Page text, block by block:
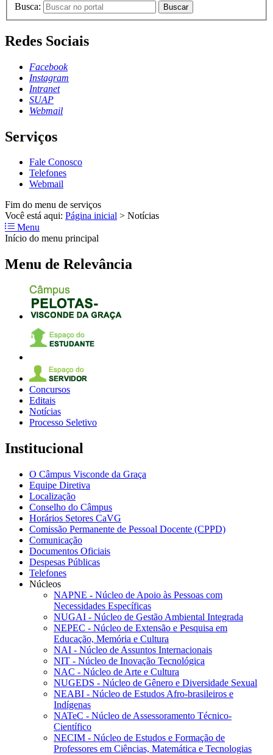
Busca: Buscar
Redes Sociais
Facebook
Instagram
Intranet
SUAP
Webmail
Serviços
Fale Conosco
Telefones
Webmail
Fim do menu de serviços
Você está aqui: Página inicial > Notícias
Menu
Início do menu principal
Menu de Relevância
Concursos
Editais
Notícias
Processo Seletivo
Institucional
O Câmpus Visconde da Graça
Equipe Diretiva
Localização
Conselho do Câmpus
Horários Setores CaVG
Comissão Permanente de Pessoal Docente (CPPD)
Comunicação
Documentos Oficiais
Despesas Públicas
Telefones
Núcleos
NAPNE - Núcleo de Apoio às Pessoas com
Necessidades Específicas
NUGAI - Núcleo de Gestão Ambiental Integrada
NEPEC - Núcleo de Extensão e Pesquisa em
Educação, Memória e Cultura
NAI - Núcleo de Assuntos Internacionais
NIT - Núcleo de Inovação Tecnológica
NAC - Núcleo de Arte e Cultura
NUGEDS - Núcleo de Gênero e Diversidade Sexual
NEABI - Núcleo de Estudos Afro-brasileiros e
Indígenas
NATeC - Núcleo de Assessoramento Técnico-
Científico
NECIM - Núcleo de Estudos e Formação de
Professores em Ciências, Matemática e Tecnologias